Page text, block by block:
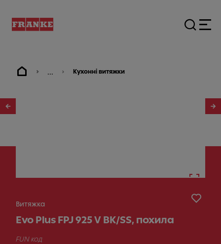
... Кухонні витяжки
Витяжка
Evo Plus FPJ 925 V BK/SS, похила
FUN код